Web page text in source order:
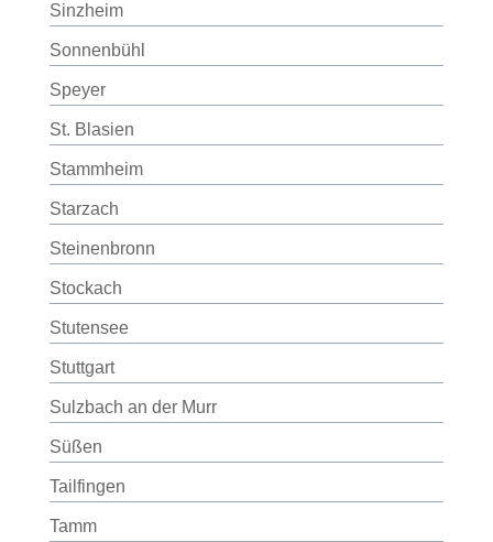
Sinzheim
Sonnenbühl
Speyer
St. Blasien
Stammheim
Starzach
Steinenbronn
Stockach
Stutensee
Stuttgart
Sulzbach an der Murr
Süßen
Tailfingen
Tamm